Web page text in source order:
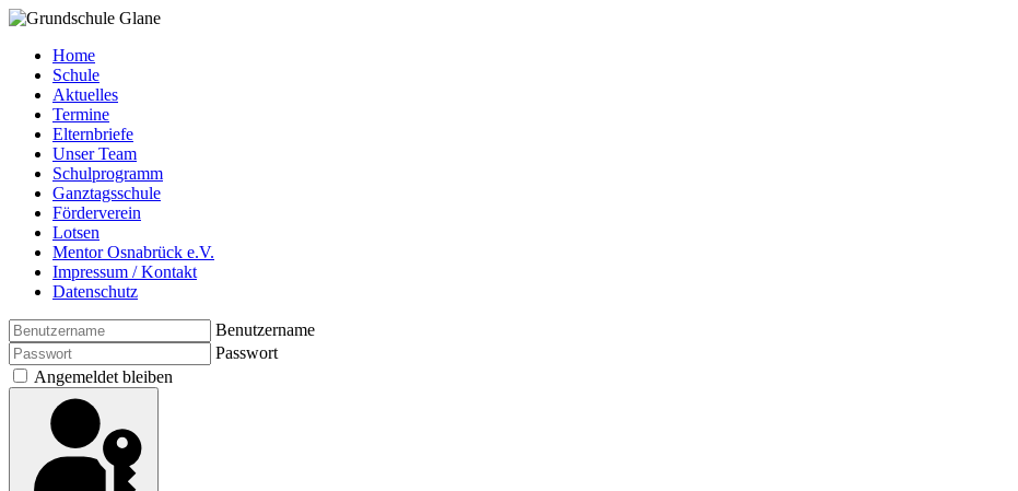
Home
Schule
Aktuelles
Termine
Elternbriefe
Unser Team
Schulprogramm
Ganztagsschule
Förderverein
Lotsen
Mentor Osnabrück e.V.
Impressum / Kontakt
Datenschutz
Benutzername
Passwort
Angemeldet bleiben